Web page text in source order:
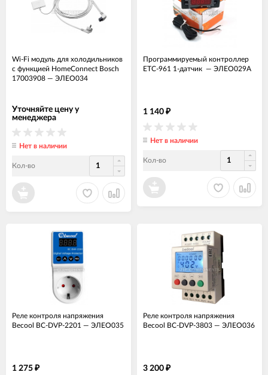
Wi-Fi модуль для холодильников
с функцией HomeConnect Bosch
17003908 — ЭЛЕО034
Уточняйте цену у
менеджера
Нет в наличии
Кол-во
Программируемый контроллер
ETC-961 1-датчик — ЭЛЕО029А
1 140 ₽
Нет в наличии
Кол-во
Реле контроля напряжения
Becool BC-DVP-2201 — ЭЛЕО035
1 275 ₽
Реле контроля напряжения
Becool BC-DVP-3803 — ЭЛЕО036
3 200 ₽